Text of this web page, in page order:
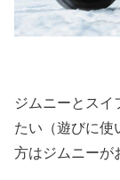
ジムニーとスイ
たい（遊びに使
方はジムニーが